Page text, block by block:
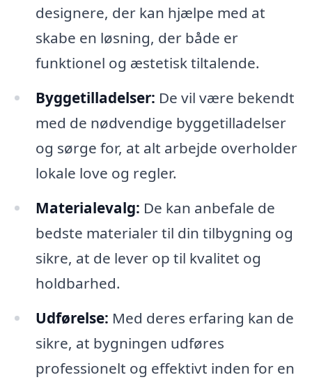
designere, der kan hjælpe med at
skabe en løsning, der både er
funktionel og æstetisk tiltalende.
Byggetilladelser: De vil være bekendt
med de nødvendige byggetilladelser
og sørge for, at alt arbejde overholder
lokale love og regler.
Materialevalg: De kan anbefale de
bedste materialer til din tilbygning og
sikre, at de lever op til kvalitet og
holdbarhed.
Udførelse: Med deres erfaring kan de
sikre, at bygningen udføres
professionelt og effektivt inden for en